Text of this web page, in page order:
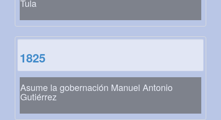
Tula
1825
Asume la gobernación Manuel Antonio
Gutiérrez